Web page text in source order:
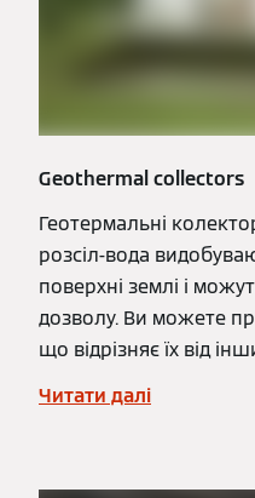
Geothermal collectors
Геотермальні
розсіл-вода
поверхні землі і
дозволу. Ви можете
що відрізняє їх від
Читати далі